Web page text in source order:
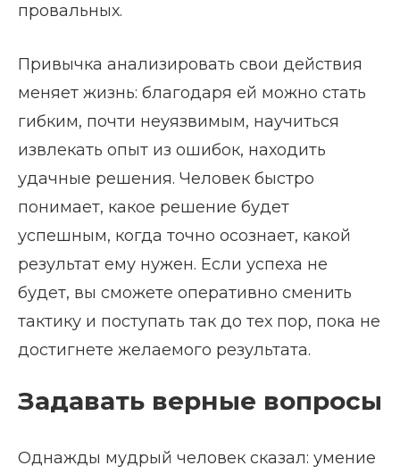
провальных.
Привычка анализировать свои действия
меняет жизнь: благодаря ей можно стать
гибким, почти неуязвимым, научиться
извлекать опыт из ошибок, находить
удачные решения. Человек быстро
понимает, какое решение будет
успешным, когда точно осознает, какой
результат ему нужен. Если успеха не
будет, вы сможете оперативно сменить
тактику и поступать так до тех пор, пока не
достигнете желаемого результата.
Задавать верные вопросы
Однажды мудрый человек сказал: умение